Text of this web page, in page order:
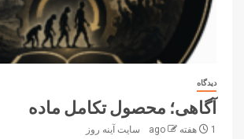
دیدگاه
آگاهی؛ محصول تکامل ماده
1 هفته ago سایت آینه‌ روز